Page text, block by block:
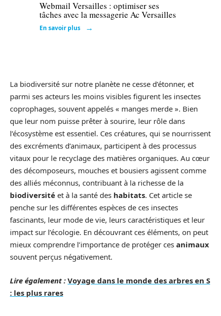
Webmail Versailles : optimiser ses
tâches avec la messagerie Ac Versailles
En savoir plus
La biodiversité sur notre planète ne cesse d’étonner, et
parmi ses acteurs les moins visibles figurent les insectes
coprophages, souvent appelés « manges merde ». Bien
que leur nom puisse prêter à sourire, leur rôle dans
l’écosystème est essentiel. Ces créatures, qui se nourrissent
des excréments d’animaux, participent à des processus
vitaux pour le recyclage des matières organiques. Au cœur
des décomposeurs, mouches et bousiers agissent comme
des alliés méconnus, contribuant à la richesse de la
biodiversité et à la santé des habitats. Cet article se
penche sur les différentes espèces de ces insectes
fascinants, leur mode de vie, leurs caractéristiques et leur
impact sur l’écologie. En découvrant ces éléments, on peut
mieux comprendre l’importance de protéger ces animaux
souvent perçus négativement.
Lire également : Voyage dans le monde des arbres en S
: les plus rares